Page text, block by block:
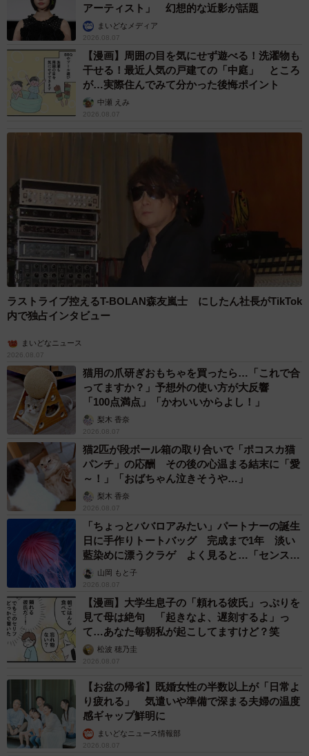
アーティスト」 幻想的な近影が話題
まいどなメディア
2026.08.07
【漫画】周囲の目を気にせず遊べる！洗濯物も
干せる！最近人気の戸建ての「中庭」 ところ
が…実際住んでみて分かった後悔ポイント
中瀬 えみ
2026.08.07
ラストライブ控えるT-BOLAN森友嵐士 にしたん社長がTikTok
内で独占インタビュー
まいどなニュース
2026.08.07
猫用の爪研ぎおもちゃを買ったら…「これで合
ってますか？」予想外の使い方が大反響
「100点満点」「かわいいからよし！」
梨木 香奈
2026.08.07
猫2匹が段ボール箱の取り合いで「ポコスカ猫
パンチ」の応酬 その後の心温まる結末に「愛
～！」「おばちゃん泣きそうや…」
梨木 香奈
2026.08.07
「ちょっとババロアみたい」パートナーの誕生
日に手作りトートバッグ 完成まで1年 淡い
藍染めに漂うクラゲ よく見ると…「センスす
ごい」山岡 もと子
2026.08.07
【漫画】大学生息子の「頼れる彼氏」っぷりを
見て母は絶句 「起きなよ、遅刻するよ」っ
て…あなた毎朝私が起こしてますけど？笑
松波 穂乃圭
2026.08.07
【お盆の帰省】既婚女性の半数以上が「日常よ
り疲れる」 気遣いや準備で深まる夫婦の温度
感ギャップ鮮明に
まいどなニュース情報部
2026.08.07